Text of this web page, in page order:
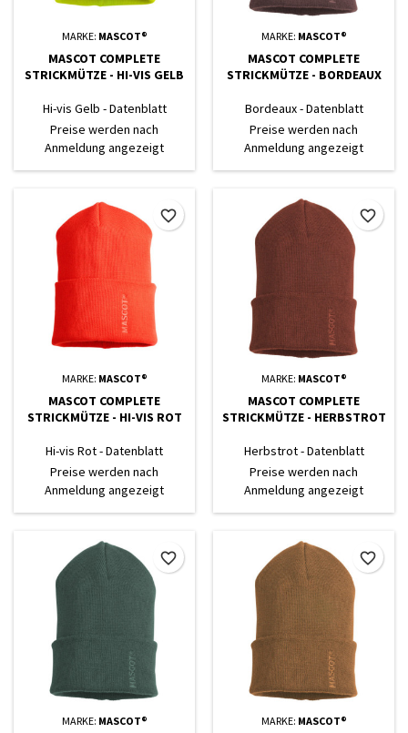
MARKE: MASCOT®
MASCOT COMPLETE
STRICKMÜTZE - HI-VIS GELB
Hi-vis Gelb - Datenblatt
Preise werden nach
Anmeldung angezeigt
MARKE: MASCOT®
MASCOT COMPLETE
STRICKMÜTZE - BORDEAUX
Bordeaux - Datenblatt
Preise werden nach
Anmeldung angezeigt
MARKE: MASCOT®
MASCOT COMPLETE
STRICKMÜTZE - HI-VIS ROT
Hi-vis Rot - Datenblatt
Preise werden nach
Anmeldung angezeigt
favorite_border
MARKE: MASCOT®
MASCOT COMPLETE
STRICKMÜTZE - HERBSTROT
Herbstrot - Datenblatt
Preise werden nach
Anmeldung angezeigt
favorite_border
MARKE: MASCOT®
favorite_border
MARKE: MASCOT®
favorite_border